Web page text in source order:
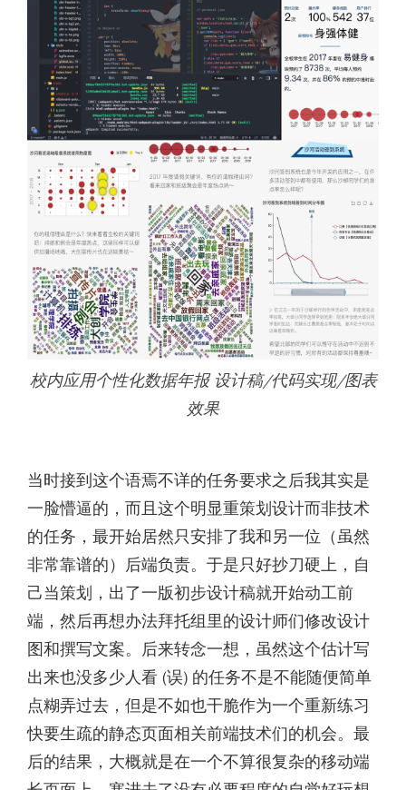
校内应用个性化数据年报 设计稿/代码实现/图表
效果
当时接到这个语焉不详的任务要求之后我其实是
一脸懵逼的，而且这个明显重策划设计而非技术
的任务，最开始居然只安排了我和另一位（虽然
非常靠谱的）后端负责。于是只好抄刀硬上，自
己当策划，出了一版初步设计稿就开始动工前
端，然后再想办法拜托组里的设计师们修改设计
图和撰写文案。后来转念一想，虽然这个估计写
出来也没多少人看 (误) 的任务不是不能随便简单
点糊弄过去，但是不如也干脆作为一个重新练习
快要生疏的静态页面相关前端技术们的机会。最
后的结果，大概就是在一个不算很复杂的移动端